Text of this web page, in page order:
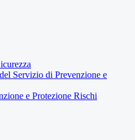
Servizio di Prevenzione e
e Protezione Rischi